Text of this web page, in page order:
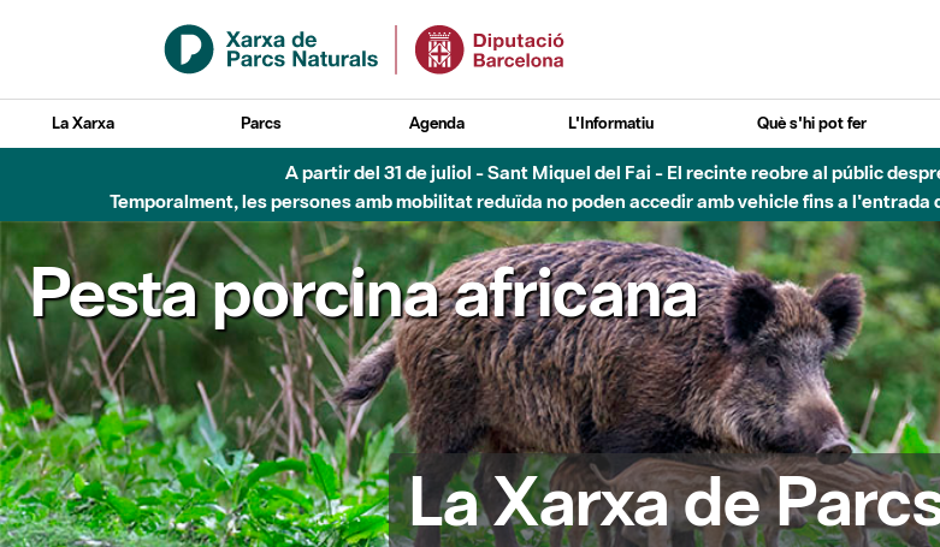
Salta al contingut principal
La Xarxa Parcs Agenda L'Informatiu Què s'hi pot fer
A partir del 31 de juliol - Sant Miquel del Fai - El recinte reobre al públic
Temporalment, les persones amb mobilitat reduïda no poden accedir amb vehicle fins a
Pesta porcina africana
La Xarxa de